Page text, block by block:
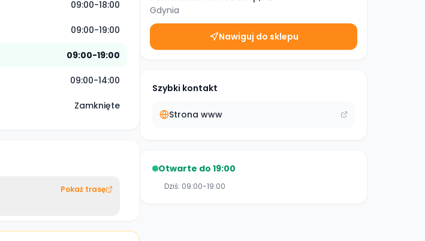
09:00-18:00
09:00-19:00
09:00-19:00
09:00-14:00
Zamknięte
Pokaż trasę
Gdynia
Nawiguj do sklepu
Szybki kontakt
Strona www
Otwarte do 19:00
Dziś: 09:00-19:00